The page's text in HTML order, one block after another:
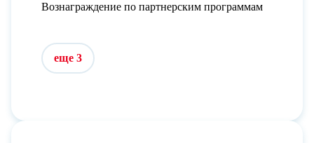
Вознаграждение по партнерским программам
еще 3